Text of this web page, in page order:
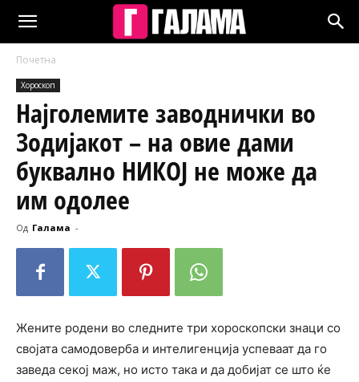
Почетна
Хороскоп
Најголемите заводнички во
Зодијакот – на овие дами
буквално НИКОЈ не може да
им одолее
Од Галама -
Жените родени во следните три хороскопски знаци со
својата самодоверба и интелигенција успеваат да го
заведа секој маж, но исто така и да добијат се што ќе